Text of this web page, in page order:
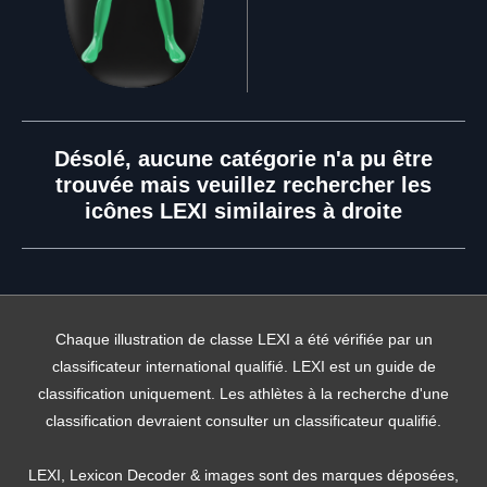
Désolé, aucune catégorie n'a pu être
trouvée mais veuillez rechercher les
icônes LEXI similaires à droite
Chaque illustration de classe LEXI a été vérifiée par un
classificateur international qualifié. LEXI est un guide de
classification uniquement. Les athlètes à la recherche d'une
classification devraient consulter un classificateur qualifié.
LEXI, Lexicon Decoder & images sont des marques déposées,